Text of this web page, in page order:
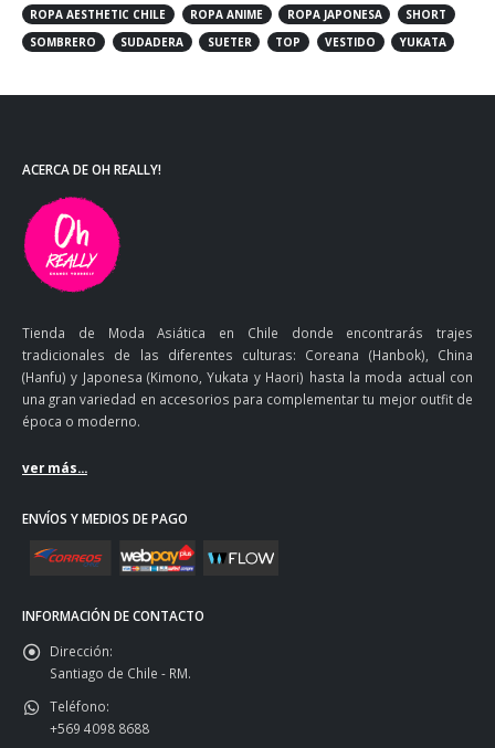
ROPA AESTHETIC CHILE
ROPA ANIME ROPA JAPONESA
SHORT
SOMBRERO
SUDADERA SUETER TOP VESTIDO YUKATA
ACERCA DE OH REALLY!
Tienda de Moda Asiática en Chile donde encontrarás trajes
tradicionales de las diferentes culturas: Coreana (Hanbok), China
(Hanfu) y Japonesa (Kimono, Yukata y Haori) hasta la moda actual con
una gran variedad en accesorios para complementar tu mejor outfit de
época o moderno.
ver más...
ENVÍOS Y MEDIOS DE PAGO
INFORMACIÓN DE CONTACTO
Dirección:
Santiago de Chile - RM.
Teléfono:
+569 4098 8688